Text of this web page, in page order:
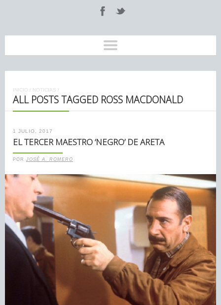
INICIO / NOTICIAS /
ALL POSTS TAGGED ROSS MACDONALD
1 JULIO, 2017
EL TERCER MAESTRO ‘NEGRO’ DE ARETA
POR JOSÉ A. ROMERO